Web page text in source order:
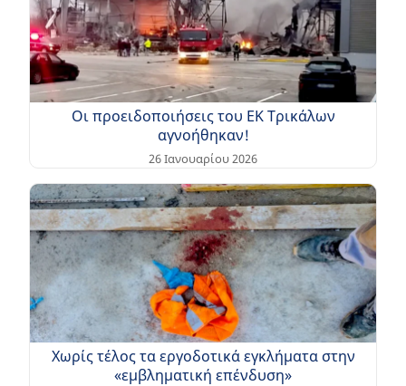
Οι προειδοποιήσεις του ΕΚ Τρικάλων
αγνοήθηκαν!
26 Ιανουαρίου 2026
Χωρίς τέλος τα εργοδοτικά εγκλήματα στην
«εμβληματική επένδυση»